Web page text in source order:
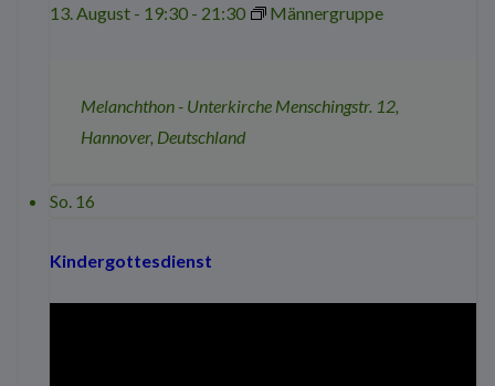
13. August - 19:30 - 21:30 Männergruppe
Melanchthon - Unterkirche Menschingstr. 12,
Hannover, Deutschland
So. 16
Kindergottesdienst